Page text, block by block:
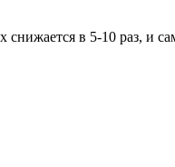
в 5-10 раз, и